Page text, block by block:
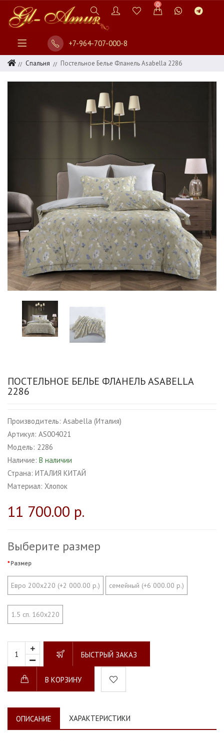
0
+7-964-707-000-8
Спальня Постельное Белье Фланель Asabella 2286
ПОСТЕЛЬНОЕ БЕЛЬЕ ФЛАНЕЛЬ ASABELLA
2286
Производитель: Asabella (Италия)
Артикул: AS004021
Модель: 2286
Наличие: В наличии
Страна: ИТАЛИЯ КИТАЙ
Материал: Хлопок
11 700.00 р.
Выберите размер
Размер
Евро 200х220 (+2 000.00 р.) семейный (+6 000.00 р.)
1.5 сп. 160х220
БЫСТРЫЙ ЗАКАЗ
В КОРЗИНУ
ОПИСАНИЕ ХАРАКТЕРИСТИКИ